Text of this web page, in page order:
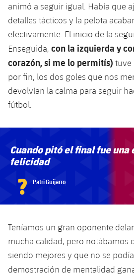
animó a seguir igual. Había que
detalles tácticos y la pelota
efectivamente. El inicio de la
Enseguida, con la izquierda y
corazón, si me lo permitís) tuve
por fin, los dos goles que nos
devolvían la calma para seguir
fútbol.
Cuando pitó el final fue una
felicidad
? Patri Guijarro
Teníamos un gran oponente
mucha calidad, pero notábamos
siendo mejores y que no se
demostración de mentalidad